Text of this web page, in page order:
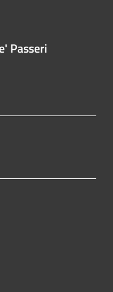
Passeri